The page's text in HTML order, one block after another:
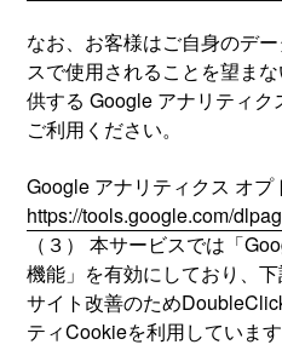
なお、お客様はご自身のデ
スで使用されることを望ま
供する Google アナリティ
ご利用ください。
Google アナリティクス オプ
https://tools.google.com/
（３） 本サービスでは「
機能」を有効にしており、
サイト改善のため
ティCookieを利用しています